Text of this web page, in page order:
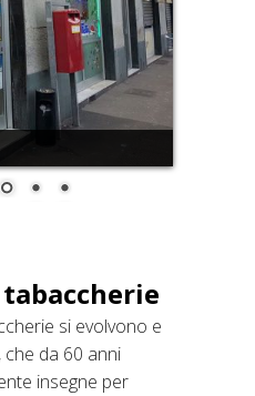
si evolvono e
che da 60 anni
insegne per